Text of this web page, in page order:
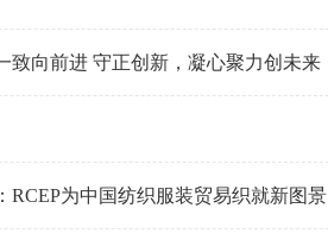
致向前进 守正创新，凝心聚力创未来
RCEP为中国纺织服装贸易织就新图景